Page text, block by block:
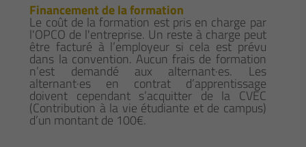
Financement de la formation
Le coût de la formation est pris en charge par
l'OPCO de l'entreprise. Un reste à charge peut
être facturé à l’employeur si cela est prévu
dans la convention. Aucun frais de formation
n’est demandé aux alternant·es. Les
alternant·es en contrat d’apprentissage
doivent cependant s’acquitter de la CVEC
(Contribution à la vie étudiante et de campus)
d’un montant de 100€.